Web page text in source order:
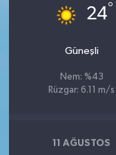
24°
Güneşli
Nem: %43
Rüzgar: 6.11 m/s
11 AĞUSTOS